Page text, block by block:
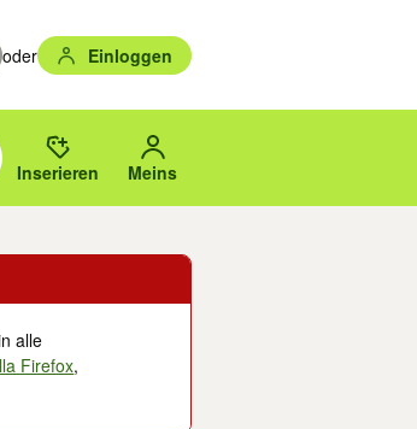
oder Einloggen
mit Eingabetaste auswählen.
Vorschläge mit den Pfeiltasten nach oben/
oder PLZ.
Inserieren Meins
alle
Firefox,